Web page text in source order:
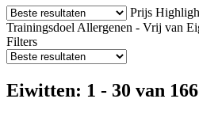
Prijs
Trainingsdoel Allergenen - Vrij van
Filters
Eiwitten: 1 - 30 van